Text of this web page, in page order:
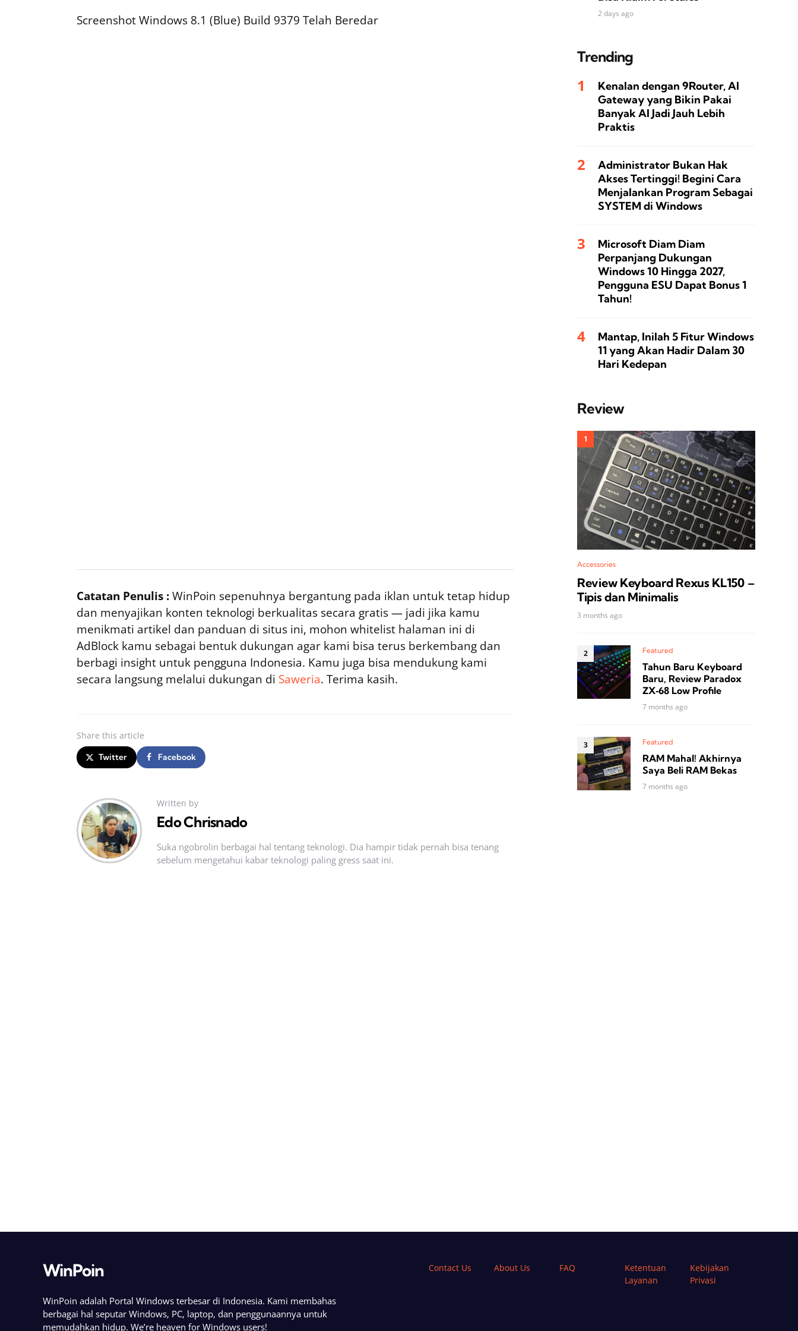
Screenshot Windows 8.1 (Blue) Build 9379 Telah Beredar
Catatan Penulis :WinPoin sepenuhnya bergantung pada iklan untuk tetap hidup
dan menyajikan konten teknologi berkualitas secara gratis — jadi jika kamu
menikmati artikel dan panduan di situs ini, mohon whitelist halaman ini di
AdBlock kamu sebagai bentuk dukungan agar kami bisa terus berkembang dan
berbagi insight untuk pengguna Indonesia. Kamu juga bisa mendukung kami
secara langsung melalui dukungan di Saweria. Terima kasih.
Share this article
Twitter Facebook
Written by
Edo Chrisnado
Suka ngobrolin berbagai hal tentang teknologi. Dia hampir tidak pernah bisa tenang
sebelum mengetahui kabar teknologi paling gress saat ini.
2 days ago
Trending
Kenalan dengan 9Router, AI
Gateway yang Bikin Pakai
Banyak AI Jadi Jauh Lebih
Praktis
Administrator Bukan Hak
Akses Tertinggi! Begini Cara
Menjalankan Program Sebagai
SYSTEM di Windows
Microsoft Diam Diam
Perpanjang Dukungan
Windows 10 Hingga 2027,
Pengguna ESU Dapat Bonus 1
Tahun!
Mantap, Inilah 5 Fitur Windows
11 yang Akan Hadir Dalam 30
Hari Kedepan
Review
Accessories
Review Keyboard Rexus KL150 –
Tipis dan Minimalis
3 months ago
Featured
Tahun Baru Keyboard
Baru, Review Paradox
ZX‑68 Low Profile
7 months ago
Featured
RAM Mahal! Akhirnya
Saya Beli RAM Bekas
7 months ago
WinPoin
WinPoin adalah Portal Windows terbesar di Indonesia. Kami membahas
berbagai hal seputar Windows, PC, laptop, dan penggunaannya untuk
memudahkan hidup. We’re heaven for Windows users!
Contact Us About Us FAQ
Ketentuan
Layanan
Kebijakan
Privasi